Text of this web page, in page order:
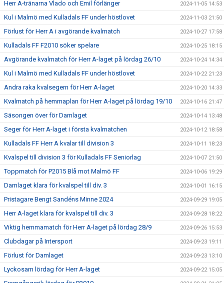
Herr A-tränarna Vlado och Emil förlänger 2024-11-05 14:53
Kul i Malmö med Kulladals FF under höstlovet 2024-11-03 21:50
Förlust för Herr A i avgörande kvalmatch 2024-10-27 17:58
Kulladals FF F2010 söker spelare 2024-10-25 18:15
Avgörande kvalmatch för Herr A-laget på lördag 26/10 2024-10-24 14:34
Kul i Malmö med Kulladals FF under höstlovet 2024-10-22 21:23
Andra raka kvalsegern för Herr A-laget 2024-10-20 14:33
Kvalmatch på hemmaplan för Herr A-laget på lördag 19/10 2024-10-16 21:47
Säsongen över för Damlaget 2024-10-14 13:48
Seger för Herr A-laget i första kvalmatchen 2024-10-12 18:58
Kulladals FF Herr A kvalar till division 3 2024-10-11 18:23
Kvalspel till division 3 för Kulladals FF Seniorlag 2024-10-07 21:50
Toppmatch för P2015 Blå mot Malmö FF 2024-10-06 19:29
Damlaget klara för kvalspel till div. 3 2024-10-01 16:15
Pristagare Bengt Sandéns Minne 2024 2024-09-29 19:05
Herr A-laget klara för kvalspel till div. 3 2024-09-28 18:22
Viktig hemmamatch för Herr A-laget på lördag 28/9 2024-09-26 15:53
Clubdagar på Intersport 2024-09-23 19:11
Förlust för Damlaget 2024-09-23 13:10
Lyckosam lördag för Herr A-laget 2024-09-22 15:05